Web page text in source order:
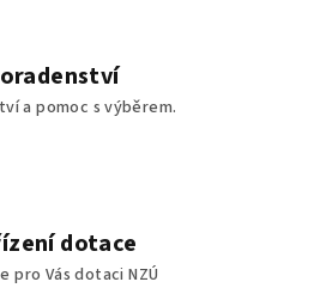
a pomoc s výběrem.
dotace
pro Vás dotaci NZÚ